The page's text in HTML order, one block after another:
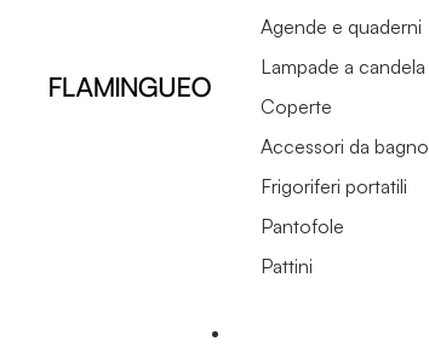
Agende e quaderni
Lampade a candela
Coperte
Accessori da bagno
Frigoriferi portatili
Pantofole
Pattini